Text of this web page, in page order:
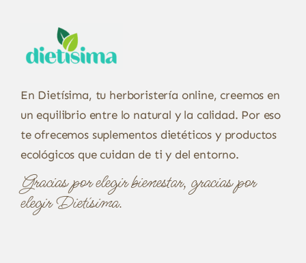
En Dietísima, tu herboristería online, creemos en
un equilibrio entre lo natural y la calidad. Por eso
te ofrecemos suplementos dietéticos y productos
ecológicos que cuidan de ti y del entorno.
Gracias por elegir bienestar, gracias por
elegir Dietísima.